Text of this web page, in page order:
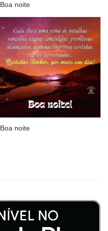
Boa noite
Boa noite